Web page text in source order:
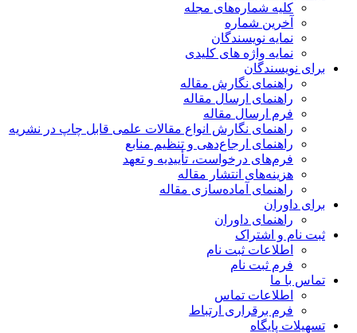
کلیه شماره‌های مجله
آخرین شماره
نمایه نویسندگان
نمایه واژه های کلیدی
نویسندگان
راهنمای نگارش مقاله
راهنمای ارسال مقاله
فرم ارسال مقاله
راهنمای نگارش انواع مقالات علمی قابل چاپ در نشریه
راهنمای ارجاع‌دهی و تنظیم منابع
فرم‌های درخواست، تأییدیه و تعهد
هزینه‌های انتشار مقاله
راهنمای آماده‌سازی مقاله
داوران
راهنمای داوران
نام و اشتراک
اطلاعات ثبت نام
فرم ثبت نام
با ما
اطلاعات تماس
فرم برقراری ارتباط
پایگاه